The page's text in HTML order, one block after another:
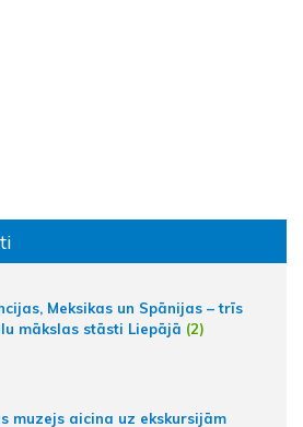
Meksikas un Spānijas – trīs
mākslas stāsti Liepājā (2)
muzejs aicina uz ekskursijām